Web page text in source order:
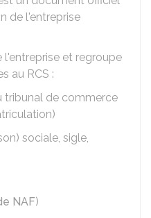
de l'entreprise
l'entreprise et regroupe
au RCS :
tribunal de commerce
sociale, sigle,
NAF)